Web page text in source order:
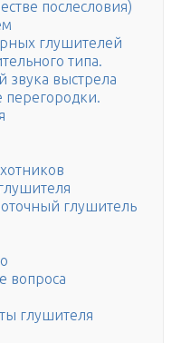
послесловия)
глушителей
типа.
звука выстрела
перегородки.
глушитель
вопроса
глушителя